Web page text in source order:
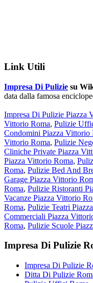
Link Utili
Impresa Di Pulizie su
data dalla famosa
Impresa Di Pulizie Piazza
Vittorio Roma, Pulizie
Condomini Piazza Vittorio
Vittorio Roma, Pulizie
Cliniche Private Piazza
Piazza Vittorio Roma,
Roma, Pulizie Bed And
Garage Piazza Vittorio
Roma, Pulizie Ristoranti
Vacanze Piazza Vittorio
Roma, Pulizie Teatri
Commerciali Piazza
Roma, Pulizie Scuole
Footer
Impresa Di Pulizie
Impresa Di Pulizie
Ditta Di Pulizie